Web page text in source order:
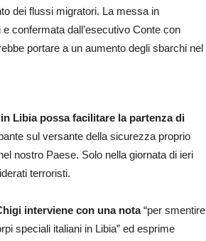
dei flussi migratori. La messa in
confermata dall’esecutivo Conte con
portare a un aumento degli sbarchi nel
Libia possa facilitare la partenza di
sul versante della sicurezza proprio
nostro Paese. Solo nella giornata di ieri
terroristi.
interviene con una nota“per smentire
speciali italiani in Libia” ed esprime